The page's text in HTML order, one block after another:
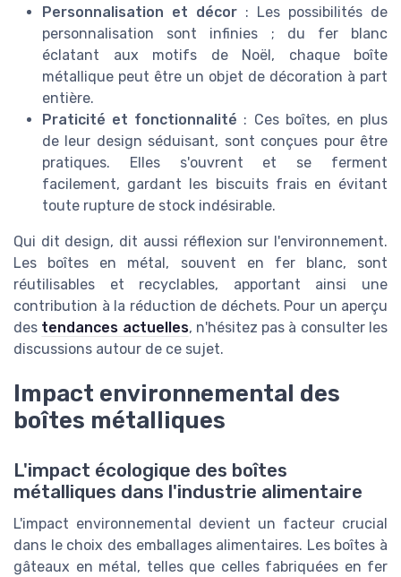
Personnalisation et décor : Les possibilités de
personnalisation sont infinies ; du fer blanc
éclatant aux motifs de Noël, chaque boîte
métallique peut être un objet de décoration à part
entière.
Praticité et fonctionnalité : Ces boîtes, en plus
de leur design séduisant, sont conçues pour être
pratiques. Elles s'ouvrent et se ferment
facilement, gardant les biscuits frais en évitant
toute rupture de stock indésirable.
Qui dit design, dit aussi réflexion sur l'environnement.
Les boîtes en métal, souvent en fer blanc, sont
réutilisables et recyclables, apportant ainsi une
contribution à la réduction de déchets. Pour un aperçu
des tendances actuelles, n'hésitez pas à consulter les
discussions autour de ce sujet.
Impact environnemental des
boîtes métalliques
L'impact écologique des boîtes
métalliques dans l'industrie alimentaire
L'impact environnemental devient un facteur crucial
dans le choix des emballages alimentaires. Les boîtes à
gâteaux en métal, telles que celles fabriquées en fer